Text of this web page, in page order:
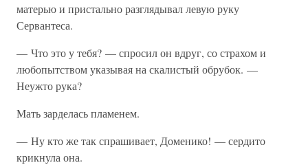
матерью и пристально разглядывал левую руку
Сервантеса.
— Что это у тебя? — спросил он вдруг, со страхом и
любопытством указывая на скалистый обрубок. —
Неужто рука?
Мать зарделась пламенем.
— Ну кто же так спрашивает, Доменико! — сердито
крикнула она.